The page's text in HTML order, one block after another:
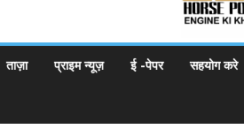
ताज़ा प्राइम न्यूज़ ई -पेपर सहयोग करे